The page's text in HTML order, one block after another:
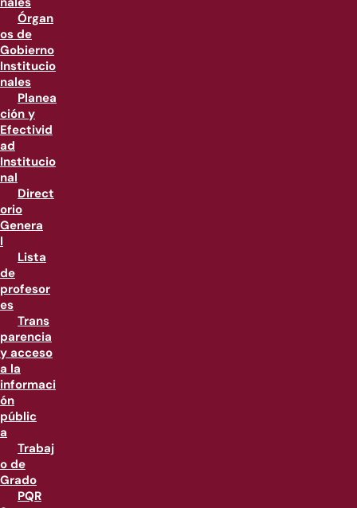
Órgan
os de
Gobierno
Institucio
nales
Planea
ción y
Efectivid
ad
Institucio
nal
Direct
orio
Genera
l
Lista
de
profesor
es
Trans
parencia
y acceso
a la
informaci
ón
públic
a
Trabaj
o de
Grado
PQR